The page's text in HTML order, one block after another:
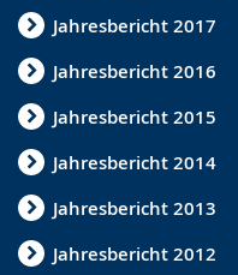
Jahresbericht 2017
Jahresbericht 2016
Jahresbericht 2015
Jahresbericht 2014
Jahresbericht 2013
Jahresbericht 2012
l
n
.
z
u
n
g
.
d
e
n
s
p
r
a
c